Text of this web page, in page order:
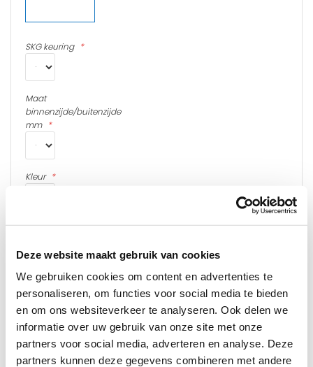
Deze website maakt gebruik van cookies
We gebruiken cookies om content en advertenties te
personaliseren, om functies voor social media te bieden
en om ons websiteverkeer te analyseren. Ook delen we
informatie over uw gebruik van onze site met onze
partners voor social media, adverteren en analyse. Deze
partners kunnen deze gegevens combineren met andere
SKG keuring
Maat
binnenzijde/buitenzijde
mm
Kleur
Opties
Cilinder 6